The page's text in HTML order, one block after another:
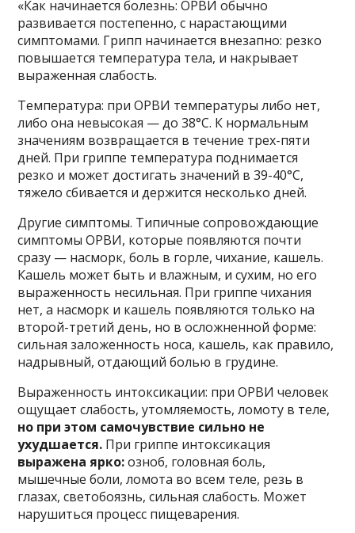
«Как начинается болезнь: ОРВИ обычно
развивается постепенно, с нарастающими
симптомами. Грипп начинается внезапно: резко
повышается температура тела, и накрывает
выраженная слабость.
Температура: при ОРВИ температуры либо нет,
либо она невысокая — до 38°С. К нормальным
значениям возвращается в течение трех-пяти
дней. При гриппе температура поднимается
резко и может достигать значений в 39-40°С,
тяжело сбивается и держится несколько дней.
Другие симптомы. Типичные сопровождающие
симптомы ОРВИ, которые появляются почти
сразу — насморк, боль в горле, чихание, кашель.
Кашель может быть и влажным, и сухим, но его
выраженность несильная. При гриппе чихания
нет, а насморк и кашель появляются только на
второй-третий день, но в осложненной форме:
сильная заложенность носа, кашель, как правило,
надрывный, отдающий болью в грудине.
Выраженность интоксикации: при ОРВИ человек
ощущает слабость, утомляемость, ломоту в теле,
но при этом самочувствие сильно не
ухудшается. При гриппе интоксикация
выражена ярко:озноб, головная боль,
мышечные боли, ломота во всем теле, резь в
глазах, светобоязнь, сильная слабость. Может
нарушиться процесс пищеварения.